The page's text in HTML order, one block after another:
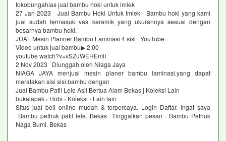
tokobungahias jual bambu hoki untuk imlek
27 Jan 2023 Jual Bambu Hoki Untuk Imlek | Bambu hoki yang kami
jual sudah termasuk vas keramik yang ukurannya sesuai dengan
besarnya bambu hoki.
JUAL Mesin Planner Bambu Laminasi 4 sisi YouTube
Video untuk jual bambu▶ 2:00
youtube watch?v=vSZuWEHEmlI
2 Nov 2023 Diunggah oleh Niaga Jaya
NIAGA JAYA menjual mesin planer bambu laminasi.yang dapat
meratakan sisi sisi bambu dengan
Jual Bambu Patil Lele Asli Bertua Alam Bekas | Koleksi Lain
bukalapak › Hobi › Koleksi › Lain lain
Situs jual beli online mudah & terpercaya. Login Daftar. Ingat saya
Bambu pethuk patil lele. Bekas Tinggalkan pesan · Bambu Pethuk
Naga Bumi. Bekas